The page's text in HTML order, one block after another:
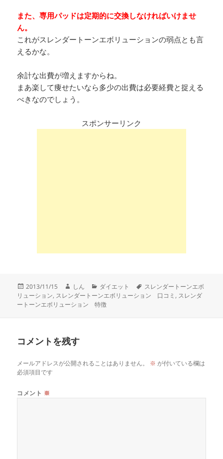
また、専用パッドは定期的に交換しなければいけませ
ん。
これがスレンダートーンエボリューションの弱点とも言
えるかな。
余計な出費が増えますからね。
まあ楽して痩せたいなら多少の出費は必要経費と捉える
べきなのでしょう。
スポンサーリンク
投
稿
日:
2013/11/15
作
成
者
しん
カ
テ
ゴ
ダイエット
タ
グ
スレンダートーンエボ
リューション, スレンダートーンエボリューション 口コミ , スレンダ
ートーンエボリューション 特徴
コメントを残す
メールアドレスが公開されることはありません。 ※ が付いている欄は
必須項目です
コメント ※